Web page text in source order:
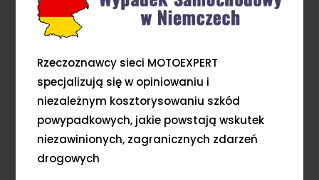
Rzeczoznawcy sieci MOTOEXPERT
specjalizują się w opiniowaniu i
niezależnym kosztorysowaniu szkód
powypadkowych, jakie powstają wskutek
niezawinionych, zagranicznych zdarzeń
drogowych